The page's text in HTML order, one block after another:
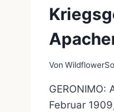
Von
GERONIMO:
Februar